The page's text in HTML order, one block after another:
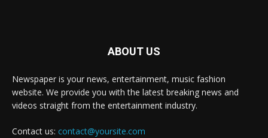
ABOUT US
Newspaper is your news, entertainment, music fashion
website. We provide you with the latest breaking news and
videos straight from the entertainment industry.
Contact us: contact@yoursite.com